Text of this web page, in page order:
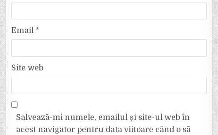
Email *
Site web
Salvează-mi numele, emailul și site-ul web în
acest navigator pentru data viitoare când o să